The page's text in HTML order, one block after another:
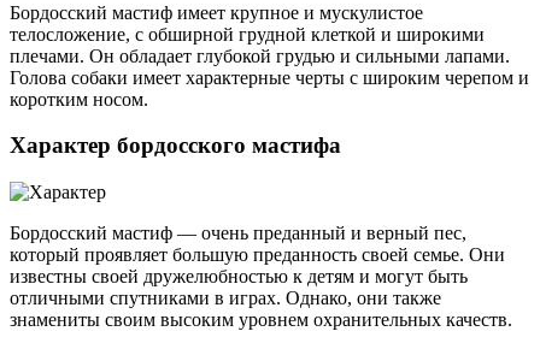
Бордосский мастиф имеет крупное и мускулистое
телосложение, с обширной грудной клеткой и широкими
плечами. Он обладает глубокой грудью и сильными лапами.
Голова собаки имеет характерные черты с широким черепом и
коротким носом.
Характер бордосского мастифа
Бордосский мастиф — очень преданный и верный пес,
который проявляет большую преданность своей семье. Они
известны своей дружелюбностью к детям и могут быть
отличными спутниками в играх. Однако, они также
знамениты своим высоким уровнем охранительных качеств.